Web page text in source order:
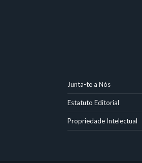
Junta-te a Nós
Estatuto Editorial
Propriedade Intelectual